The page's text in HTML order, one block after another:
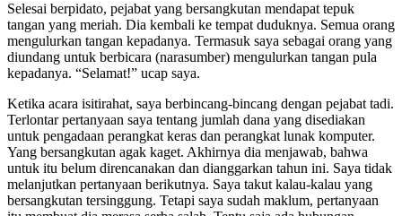
Selesai berpidato, pejabat yang bersangkutan mendapat tepuk
tangan yang meriah. Dia kembali ke tempat duduknya. Semua orang
mengulurkan tangan kepadanya. Termasuk saya sebagai orang yang
diundang untuk berbicara (narasumber) mengulurkan tangan pula
kepadanya. “Selamat!” ucap saya.
Ketika acara isitirahat, saya berbincang-bincang dengan pejabat tadi.
Terlontar pertanyaan saya tentang jumlah dana yang disediakan
untuk pengadaan perangkat keras dan perangkat lunak komputer.
Yang bersangkutan agak kaget. Akhirnya dia menjawab, bahwa
untuk itu belum direncanakan dan dianggarkan tahun ini. Saya tidak
melanjutkan pertanyaan berikutnya. Saya takut kalau-kalau yang
bersangkutan tersinggung. Tetapi saya sudah maklum, pertanyaan